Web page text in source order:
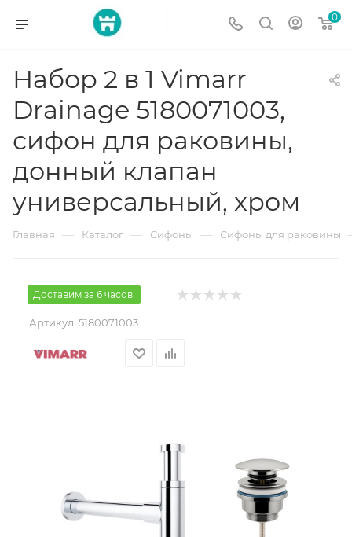
0
Набор 2 в 1 Vimarr
Drainage 5180071003,
сифон для раковины,
донный клапан
универсальный, хром
Главная — Каталог — Сифоны — Сифоны для раковины
Доставим за 6 часов!
Артикул: 5180071003